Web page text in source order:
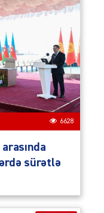
6628
sürətlə